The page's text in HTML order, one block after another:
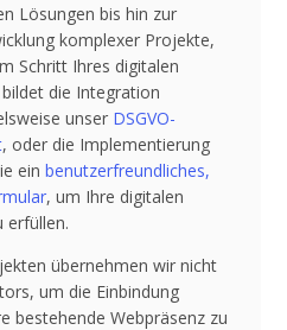
Lösungen bis hin zur
komplexer Projekte,
Schritt Ihres digitalen
die Integration
unser DSGVO-
, oder die Implementierung
ein benutzerfreundliches,
, um Ihre digitalen
erfüllen.
übernehmen wir nicht
um die Einbindung
bestehende Webpräsenz zu